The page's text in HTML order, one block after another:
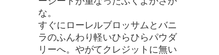
な。
すぐにローレルブロッサムとバニ
ラのふんわり軽いひらひらパウダ
リーへ。やがてクレジットに無い